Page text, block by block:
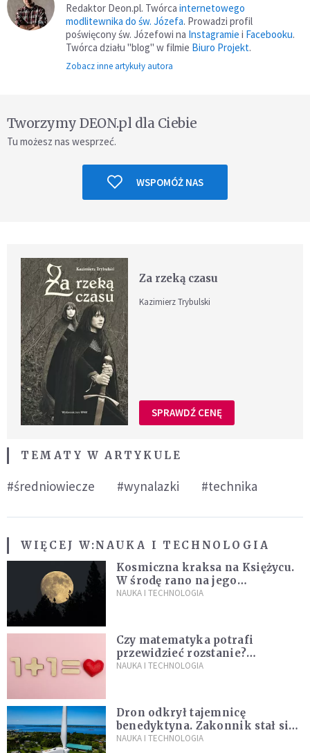
Redaktor Deon.pl. Twórca internetowego
modlitewnika do św. Józefa. Prowadzi profil
poświęcony św. Józefowi na Instagramie i Facebooku.
Twórca działu "blog" w filmie Biuro Projekt.
Zobacz inne artykuły autora
Tworzymy DEON.pl dla Ciebie
Tu możesz nas wesprzeć.
WSPOMÓŻ NAS
Za rzeką czasu
Kazimierz Trybulski
SPRAWDŹ CENĘ
TEMATY W ARTYKULE
#średniowiecze #wynalazki #technika
WIĘCEJ W:NAUKA I TECHNOLOGIA
Kosmiczna kraksa na Księżycu.
W środę rano na jego
powierzchni dojdzie do
NAUKA I TECHNOLOGIA
Czy matematyka potrafi
przewidzieć rozstanie?
Naukowcy stworzyli model
NAUKA I TECHNOLOGIA
Dron odkrył tajemnicę
benedyktyna. Zakonnik stał się
sławny
NAUKA I TECHNOLOGIA